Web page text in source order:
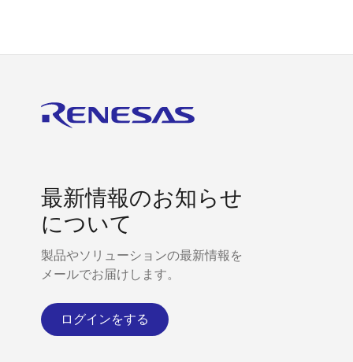
最新情報のお知らせ
について
製品やソリューションの最新情報を
メールでお届けします。
ログインをする